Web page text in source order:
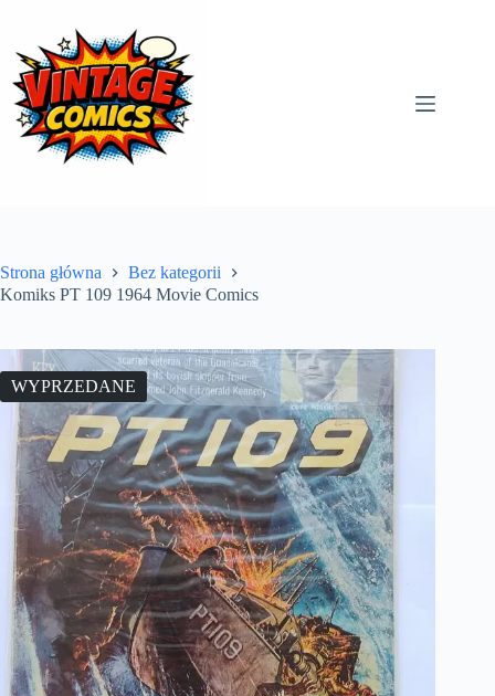
treści
Strona główna
Bez kategorii
Komiks PT 109 1964 Movie Comics
WYPRZEDANE